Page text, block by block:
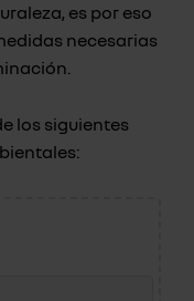
es por eso
necesarias
los siguientes